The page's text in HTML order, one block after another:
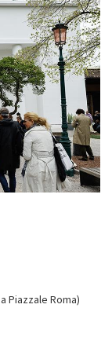
Piazzale Roma)